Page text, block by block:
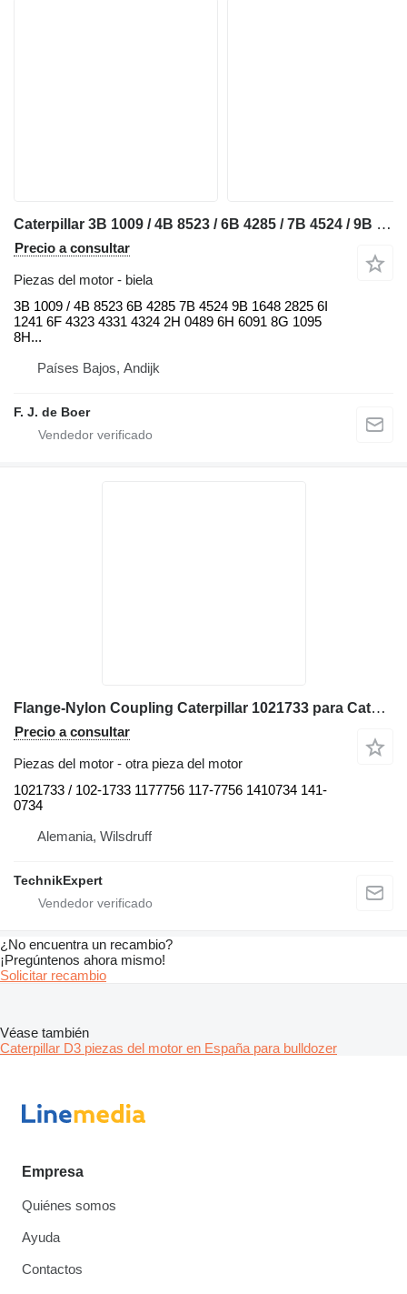
Caterpillar 3B 1009 / 4B 8523 / 6B 4285 / 7B 4524 / 9B 1648 / 9B 2825 / 6I 1 biela para Caterpillar 910 / 920 / 922 / 930 / 943 / 950 / 953 / 966 / 972 / 988 / D2 / D3 / D4 / D5 / D6 / D7 / D8 / D9 / RD8 / 213 / 214 / 215 / 224 / 225 / 235 / 316 / 320 / 322 / 325 / 330 / 345 / 814 / 815 / 816 / 950 / 972 bulldozer
Precio a consultar
Piezas del motor - biela
3B 1009 / 4B 8523 6B 4285 7B 4524 9B 1648 2825 6I
1241 6F 4323 4331 4324 2H 0489 6H 6091 8G 1095
8H...
Países Bajos, Andijk
F. J. de Boer
Flange-Nylon Coupling Caterpillar 1021733 para Caterpillar D4K LGP D4K XL D3C III D4C III D3G D5C III D4G D3K XL D5G D3K LGP bulldozer
Precio a consultar
Piezas del motor - otra pieza del motor
1021733 / 102-1733 1177756 117-7756 1410734 141-
0734
Alemania, Wilsdruff
TechnikExpert
¿No encuentra un recambio?
¡Pregúntenos ahora mismo!
Solicitar recambio
Véase también
Caterpillar D3 piezas del motor en España para bulldozer
Empresa
Quiénes somos
Ayuda
Contactos